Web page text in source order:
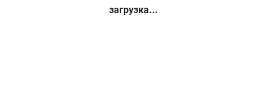
загрузка...